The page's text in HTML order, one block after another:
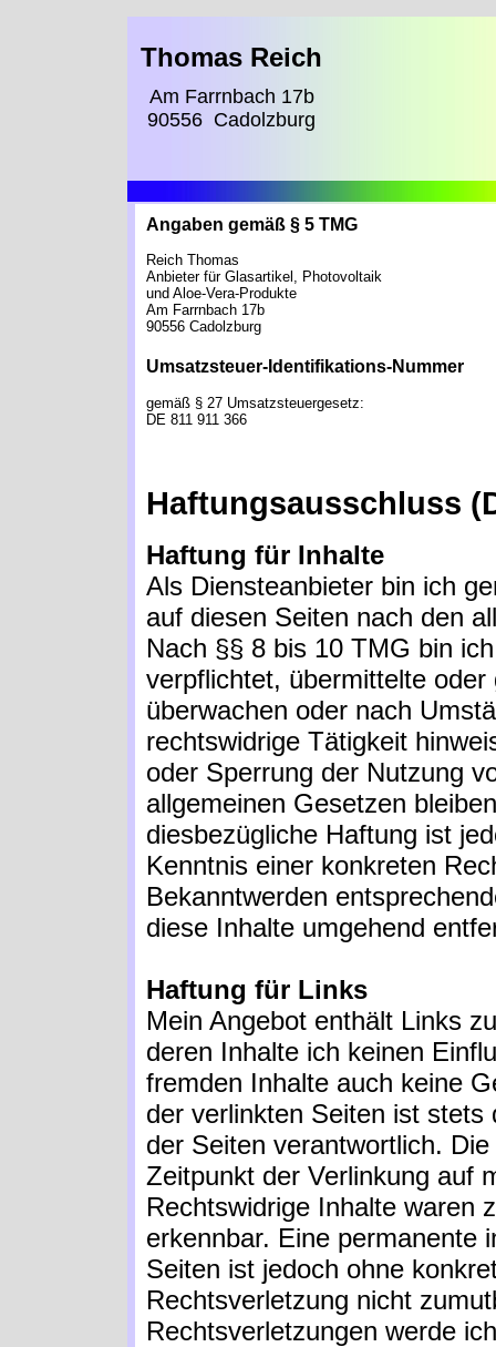
Thomas Reich
Am Farrnbach 17b
90556 Cadolzburg
Angaben gemäß § 5 TMG
Reich Thomas
Anbieter für Glasartikel, Photovoltaik
und Aloe-Vera-Produkte
Am Farrnbach 17b
90556 Cadolzburg
Umsatzsteuer-Identifikations-Nummer
gemäß § 27 Umsatzsteuergesetz:
DE 811 911 366
Haftungsausschluss
Haftung für Inhalte
Als Diensteanbieter bin ich
auf diesen Seiten nach den
Nach §§ 8 bis 10 TMG bin
verpflichtet, übermittelte
überwachen oder nach
rechtswidrige Tätigkeit
oder Sperrung der Nutzung
allgemeinen Gesetzen
diesbezügliche Haftung ist
Kenntnis einer konkreten
Bekanntwerden
diese Inhalte umgehend
Haftung für Links
Mein Angebot enthält Links
deren Inhalte ich keinen
fremden Inhalte auch keine
der verlinkten Seiten ist stets
der Seiten verantwortlich.
Zeitpunkt der Verlinkung auf
Rechtswidrige Inhalte waren
erkennbar. Eine permanente
Seiten ist jedoch ohne
Rechtsverletzung nicht
Rechtsverletzungen werde